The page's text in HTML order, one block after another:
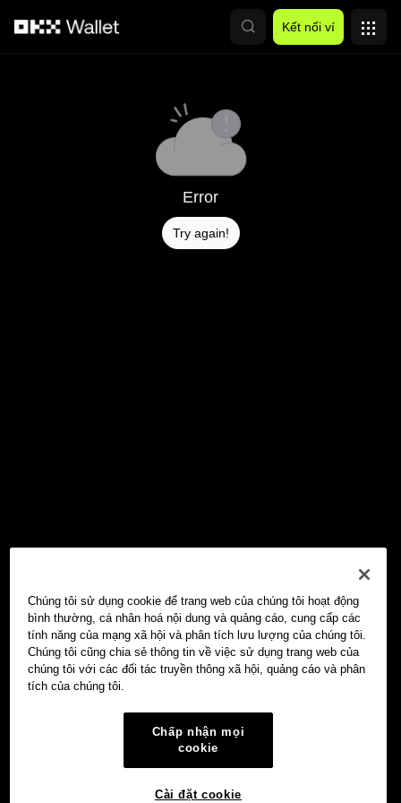
Kết nối ví
Error
Try again!
Chúng tôi sử dụng cookie để trang web của chúng tôi hoạt động
bình thường, cá nhân hoá nội dung và quảng cáo, cung cấp các
tính năng của mạng xã hội và phân tích lưu lượng của chúng tôi.
Chúng tôi cũng chia sẻ thông tin về việc sử dụng trang web của
chúng tôi với các đối tác truyền thông xã hội, quảng cáo và phân
tích của chúng tôi.
Chấp nhận mọi
cookie
Cài đặt cookie